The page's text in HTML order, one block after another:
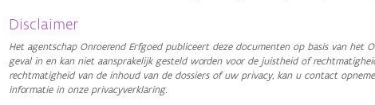
Disclaimer
Het agentschap Onroerend Erfgoed publiceert deze documenten op basis van het
geval in en kan niet aansprakelijk gesteld worden voor de juistheid of
rechtmatigheid van de inhoud van de dossiers of uw privacy, kan u contact
informatie in onze privacyverklaring.